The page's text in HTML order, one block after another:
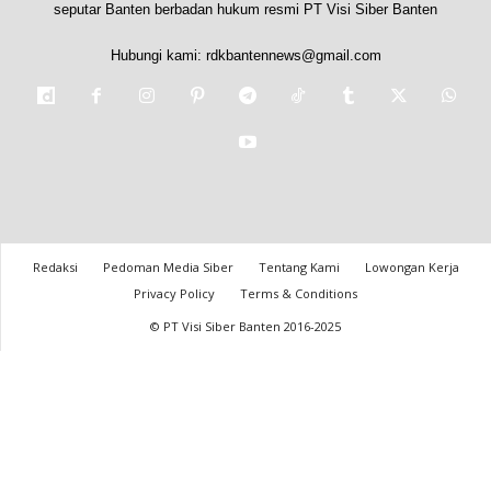
seputar Banten berbadan hukum resmi PT Visi Siber Banten
Hubungi kami: rdkbantennews@gmail.com
Redaksi Pedoman Media Siber Tentang Kami
Lowongan Kerja
Privacy Policy
Terms & Conditions
© PT Visi Siber Banten 2016-2025